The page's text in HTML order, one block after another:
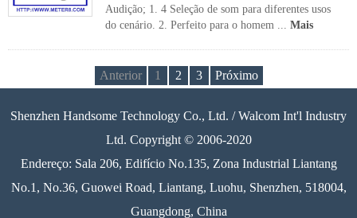
Audição; 1. 4 Seleção de som para diferentes usos
do cenário. 2. Perfeito para o homem ... Mais
Anterior 1 2 3 Próximo
Shenzhen Handsome Technology Co., Ltd. / Walcom Int'l Industry
Ltd. Copyright © 2006-2020
Endereço: Sala 206, Edifício No.135, Zona Industrial Liantang
No.1, No.36, Guowei Road, Liantang, Luohu, Shenzhen, 518004,
Guangdong, China